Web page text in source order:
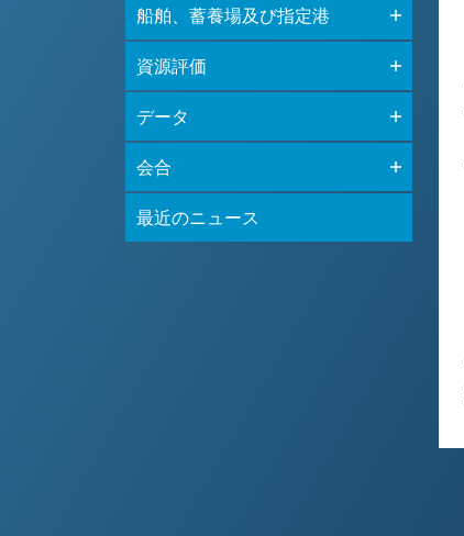
船舶、蓄養場及び指定港
資源評価
データ
会合
最近のニュース